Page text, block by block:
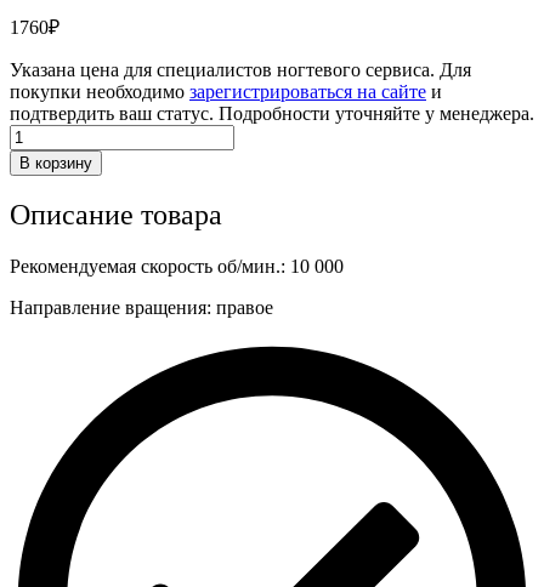
1760₽
Указана цена для специалистов ногтевого сервиса. Для
покупки необходимо зарегистрироваться на сайте и
подтвердить ваш статус. Подробности уточняйте у менеджера.
Количество
товара
Фреза
нержавеющей
85RS
В корзину
Описание товара
Рекомендуемая скорость об/мин.: 10 000
Направление вращения: правое